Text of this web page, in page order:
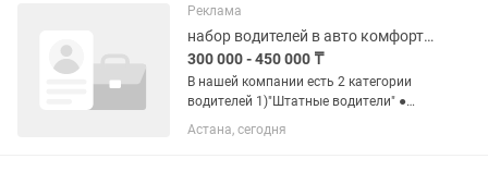
источником тепла и хорошего...
Реклама
набор водителей в авто комфорт класса
300 000 - 450 000 ₸
В нашей компании есть 2 категории
водителей 1)"Штатные водители" ●
График у штатного водителя 6/1
выходной выбирают сами в какой день
Астана, сегодня